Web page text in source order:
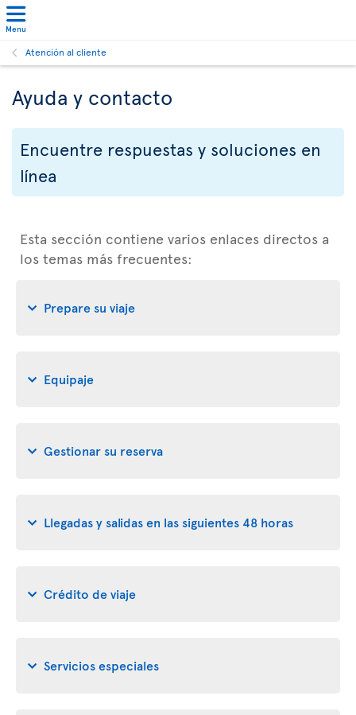
Menu
Atención al cliente
Ayuda y contacto
Encuentre respuestas y soluciones en
línea
Esta sección contiene varios enlaces directos a
los temas más frecuentes:
Prepare su viaje
Equipaje
Gestionar su reserva
Llegadas y salidas en las siguientes 48 horas
Crédito de viaje
Servicios especiales